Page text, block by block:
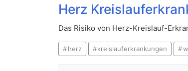
Herz
Das Risiko von Herz-Kreislauf-
herz kreislauferkrankungen